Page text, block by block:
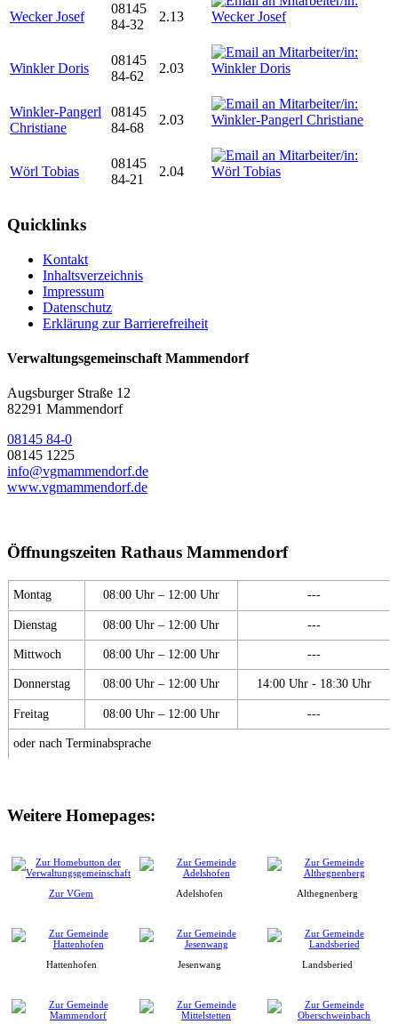
Wecker Josef
08145
84-32
2.13
Winkler Doris
08145
84-62
2.03
Winkler-Pangerl
Christiane
08145
84-68
2.03
Wörl Tobias
08145
84-21
2.04
Quicklinks
Kontakt
Inhaltsverzeichnis
Impressum
Datenschutz
Erklärung zur Barrierefreiheit
Verwaltungsgemeinschaft Mammendorf
Augsburger Straße 12
82291 Mammendorf
08145 84-0
08145 1225
info@vgmammendorf.de
www.vgmammendorf.de
Öffnungszeiten Rathaus Mammendorf
Montag 08:00 Uhr – 12:00 Uhr ---
Dienstag 08:00 Uhr – 12:00 Uhr ---
Mittwoch 08:00 Uhr – 12:00 Uhr ---
Donnerstag 08:00 Uhr – 12:00 Uhr 14:00 Uhr - 18:30 Uhr
Freitag 08:00 Uhr – 12:00 Uhr ---
oder nach Terminabsprache
Weitere Homepages:
Zur VGem Adelshofen Althegnenberg
Hattenhofen Jesenwang Landsberied